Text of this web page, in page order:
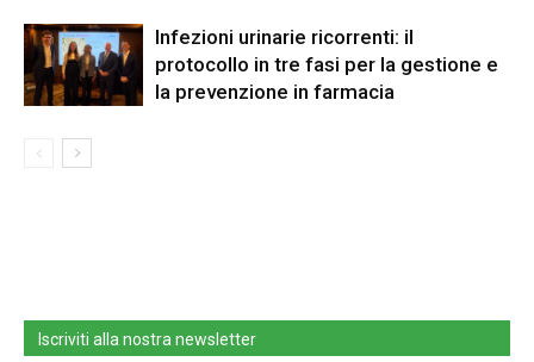
Infezioni urinarie ricorrenti: il
protocollo in tre fasi per la gestione e
la prevenzione in farmacia
Iscriviti alla nostra newsletter